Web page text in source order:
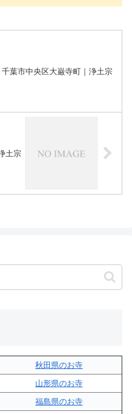
千葉市中央区大巌寺町｜浄土宗
土宗
秋田県のお寺
山形県のお寺
福島県のお寺